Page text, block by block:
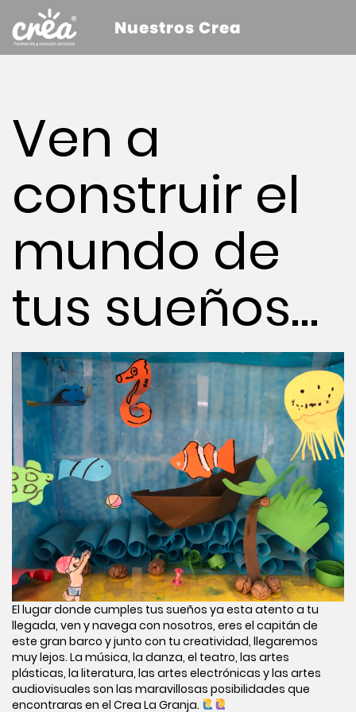
Nuestros Crea
Ven a
construir el
mundo de
tus sueños…
El lugar donde cumples tus sueños ya esta atento a tu
llegada, ven y navega con nosotros, eres el capitán de
este gran barco y junto con tu creatividad, llegaremos
muy lejos. La música, la danza, el teatro, las artes
plásticas, la literatura, las artes electrónicas y las artes
audiovisuales son las maravillosas posibilidades que
encontraras en el Crea La Granja.